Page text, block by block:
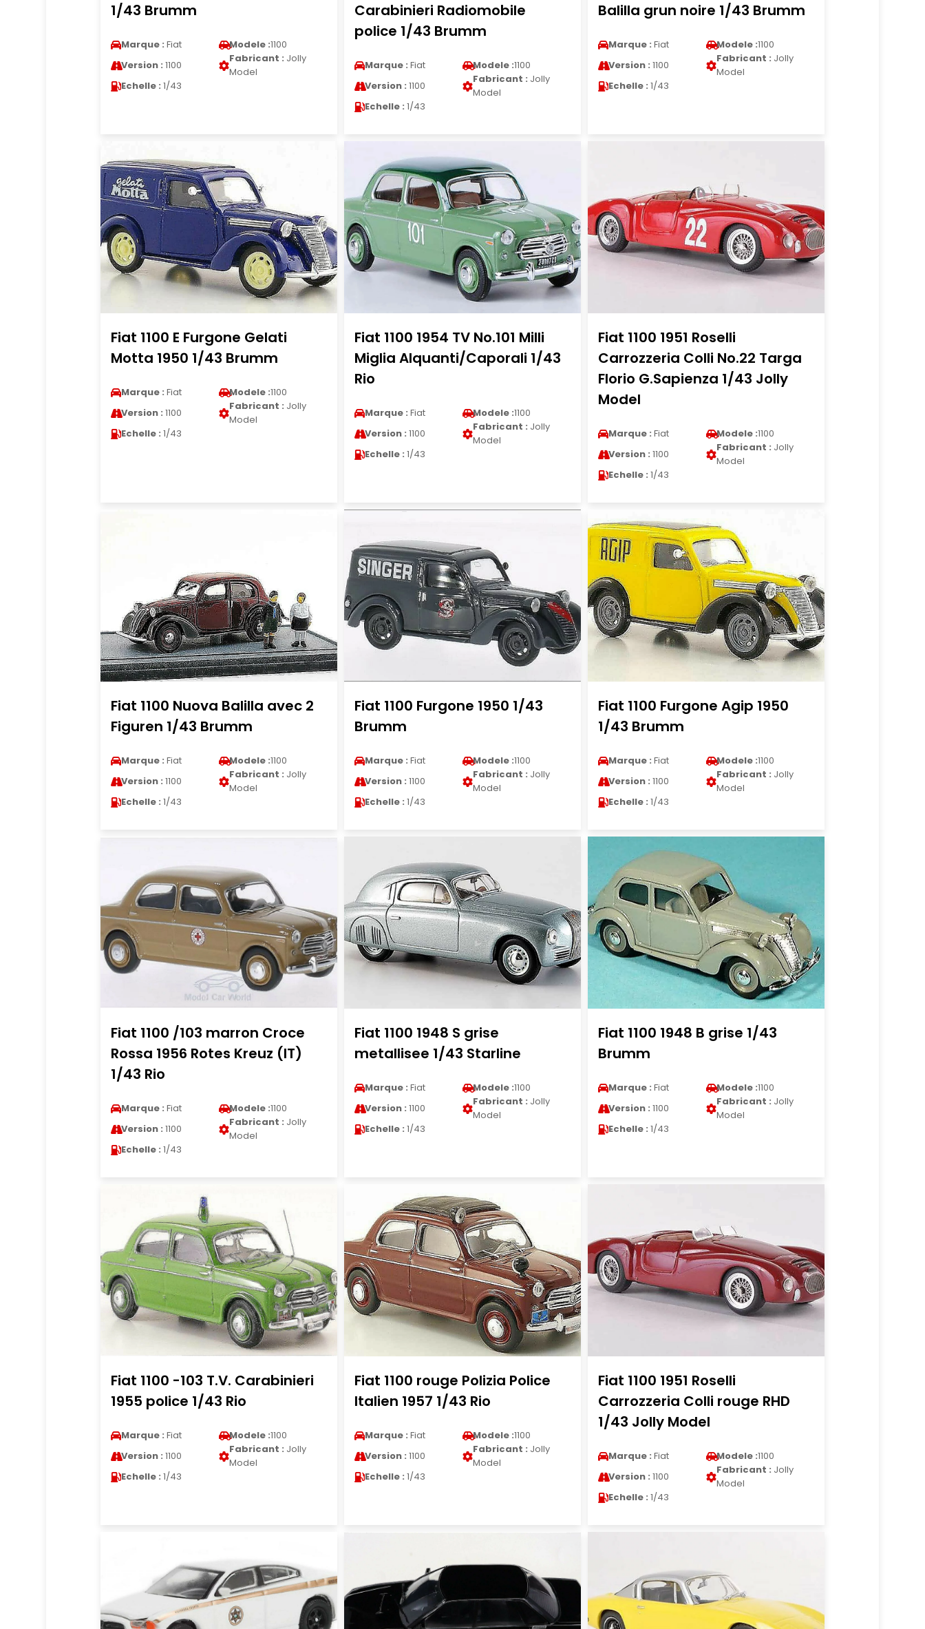
1/43 Brumm
Marque : Fiat Modele :1100
Version : 1100
Fabricant : Jolly
Model
Echelle : 1/43
Carabinieri Radiomobile
police 1/43 Brumm
Marque : Fiat Modele :1100
Version : 1100
Fabricant : Jolly
Model
Echelle : 1/43
Balilla grun noire 1/43 Brumm
Marque : Fiat Modele :1100
Version : 1100
Fabricant : Jolly
Model
Echelle : 1/43
Fiat 1100 E Furgone Gelati
Motta 1950 1/43 Brumm
Marque : Fiat Modele :1100
Version : 1100
Fabricant : Jolly
Model
Echelle : 1/43
Fiat 1100 1954 TV No.101 Milli
Miglia Alquanti/Caporali 1/43
Rio
Marque : Fiat Modele :1100
Version : 1100
Fabricant : Jolly
Model
Echelle : 1/43
Fiat 1100 1951 Roselli
Carrozzeria Colli No.22 Targa
Florio G.Sapienza 1/43 Jolly
Model
Marque : Fiat Modele :1100
Version : 1100
Fabricant : Jolly
Model
Echelle : 1/43
Fiat 1100 Nuova Balilla avec 2
Figuren 1/43 Brumm
Marque : Fiat Modele :1100
Version : 1100
Fabricant : Jolly
Model
Echelle : 1/43
Fiat 1100 Furgone 1950 1/43
Brumm
Marque : Fiat Modele :1100
Version : 1100
Fabricant : Jolly
Model
Echelle : 1/43
Fiat 1100 Furgone Agip 1950
1/43 Brumm
Marque : Fiat Modele :1100
Version : 1100
Fabricant : Jolly
Model
Echelle : 1/43
Fiat 1100 /103 marron Croce
Rossa 1956 Rotes Kreuz (IT)
1/43 Rio
Marque : Fiat Modele :1100
Version : 1100
Fabricant : Jolly
Model
Echelle : 1/43
Fiat 1100 1948 S grise
metallisee 1/43 Starline
Marque : Fiat Modele :1100
Version : 1100
Fabricant : Jolly
Model
Echelle : 1/43
Fiat 1100 1948 B grise 1/43
Brumm
Marque : Fiat Modele :1100
Version : 1100
Fabricant : Jolly
Model
Echelle : 1/43
Fiat 1100 -103 T.V. Carabinieri
1955 police 1/43 Rio
Marque : Fiat Modele :1100
Version : 1100
Fabricant : Jolly
Model
Echelle : 1/43
Fiat 1100 rouge Polizia Police
Italien 1957 1/43 Rio
Marque : Fiat Modele :1100
Version : 1100
Fabricant : Jolly
Model
Echelle : 1/43
Fiat 1100 1951 Roselli
Carrozzeria Colli rouge RHD
1/43 Jolly Model
Marque : Fiat Modele :1100
Version : 1100
Fabricant : Jolly
Model
Echelle : 1/43